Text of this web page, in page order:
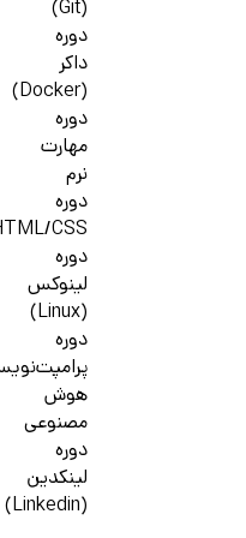
(Git)
دوره
داکر
(Docker)
دوره
مهارت
نرم
دوره
CSS
دوره
لینوکس
(Linux)
دوره
هوش
مصنوعی
دوره
لینکدین
(Linkedin)